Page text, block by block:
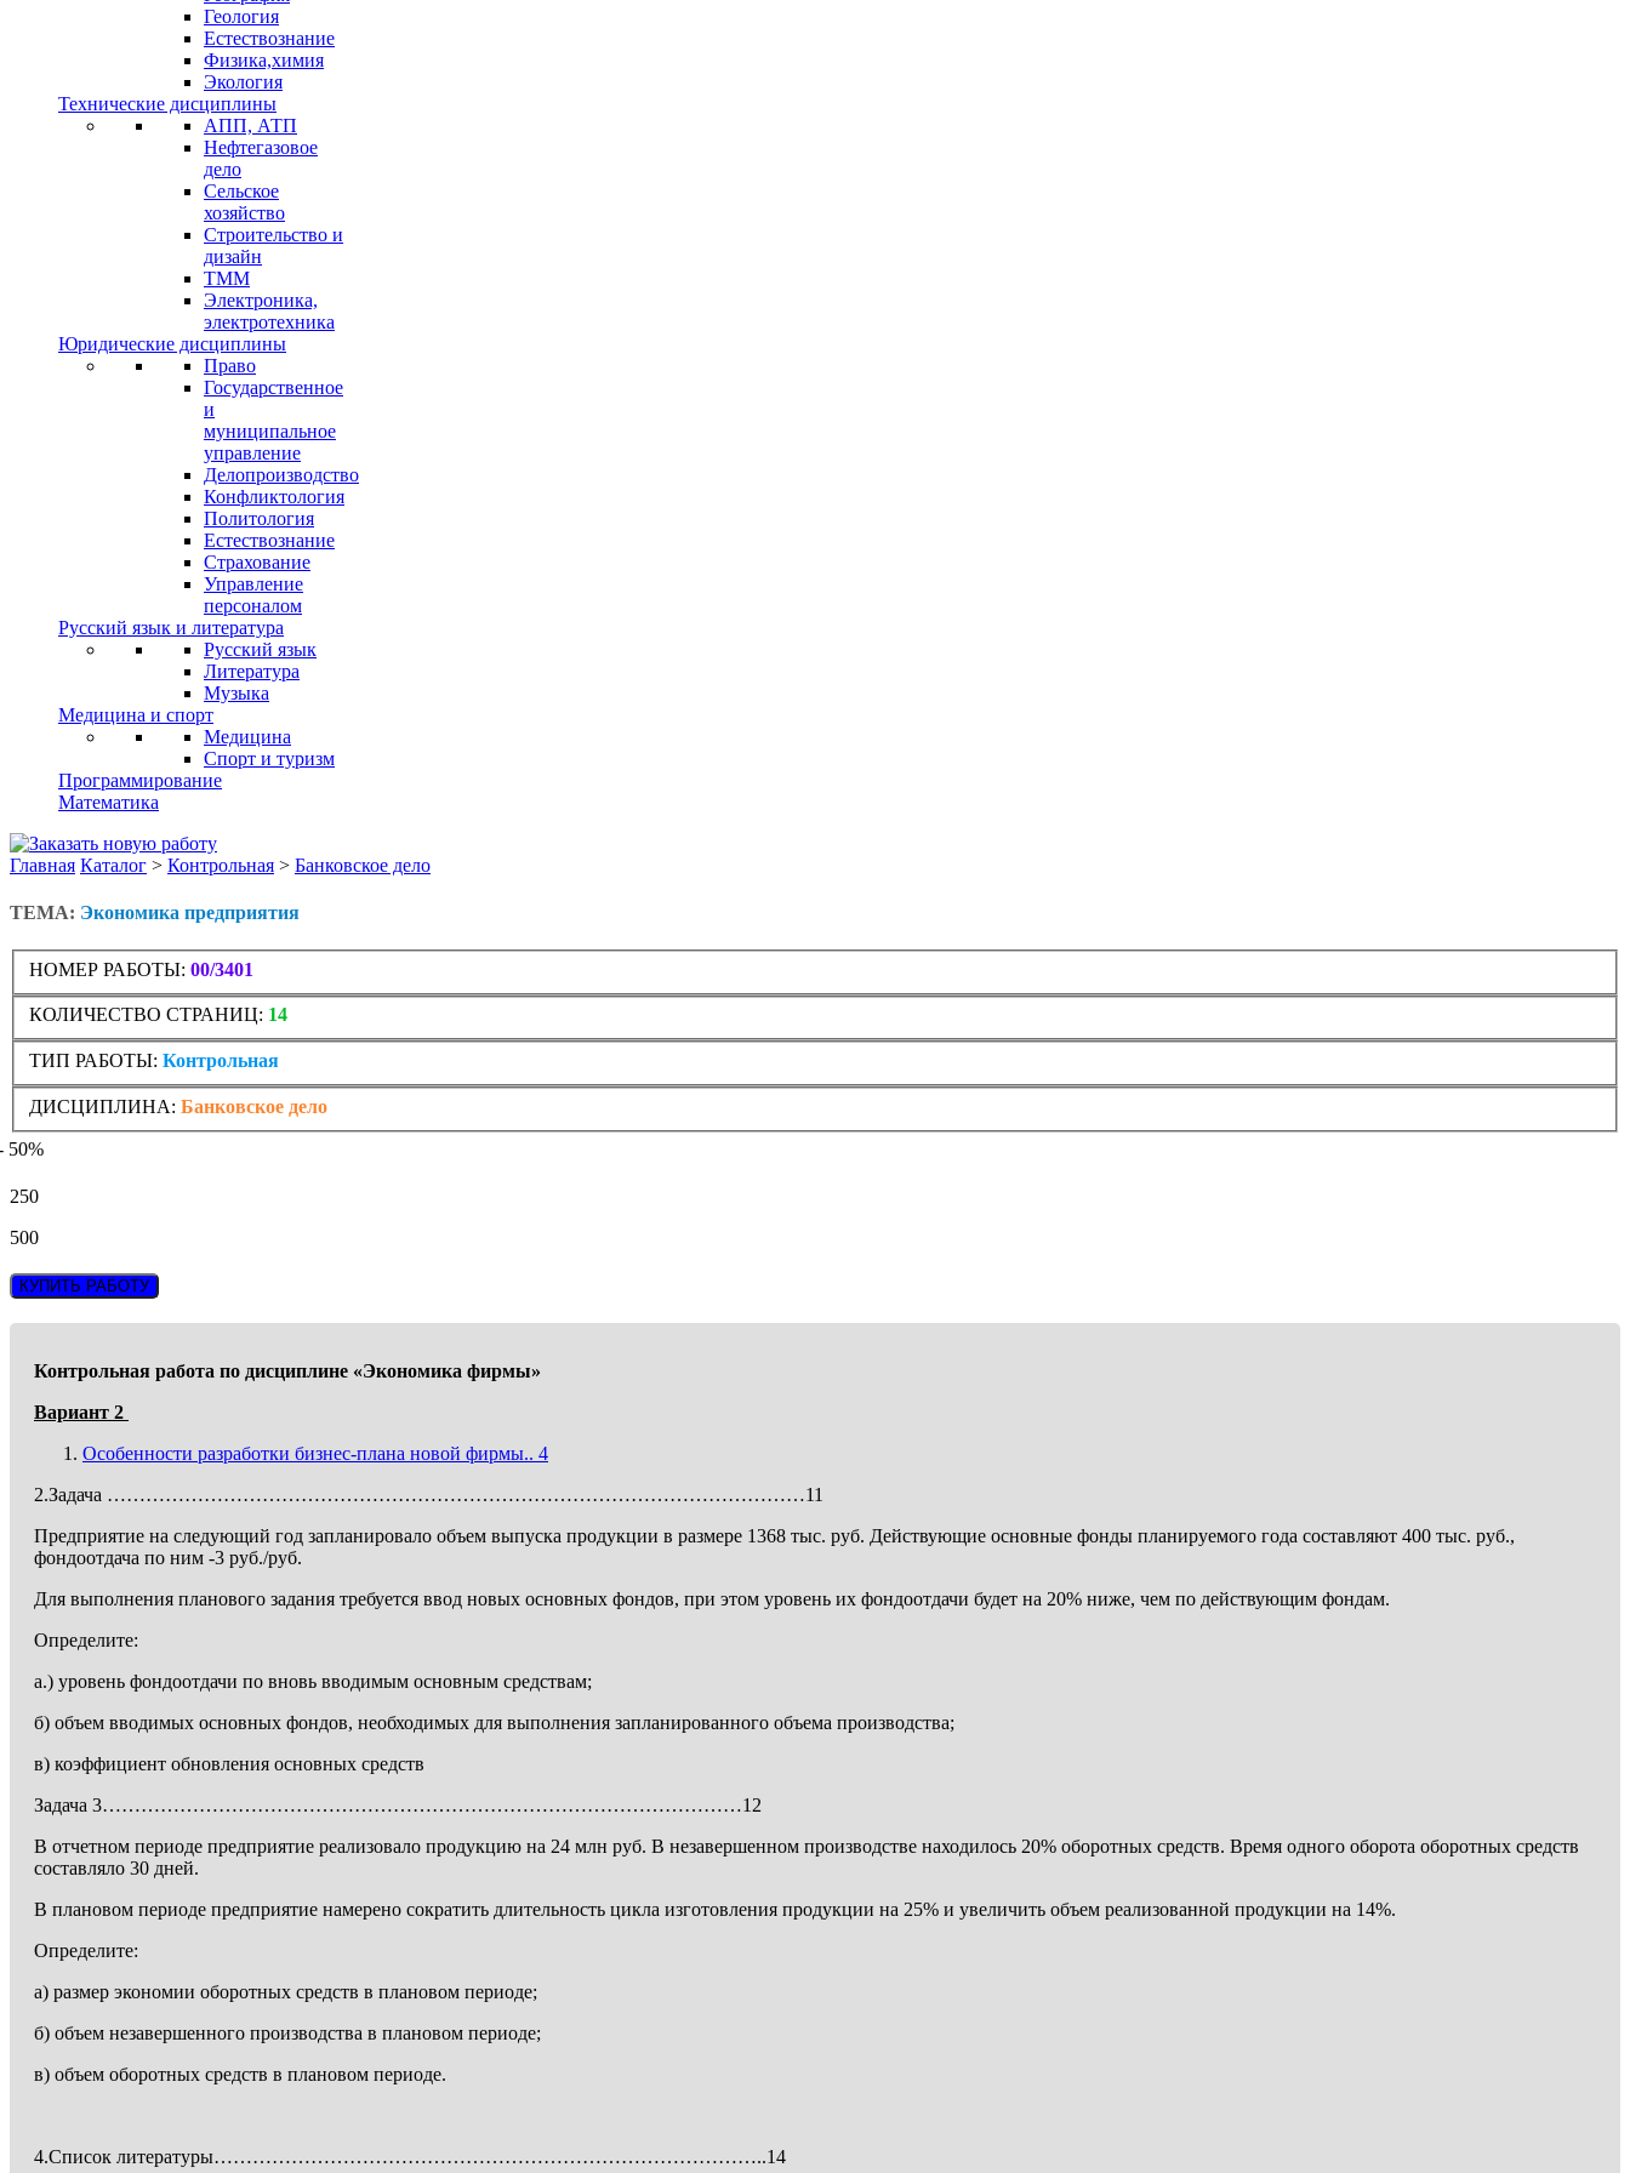
Геология
Естествознание
Физика,химия
Экология
Технические дисциплины
АПП, АТП
Нефтегазовое
дело
Сельское
хозяйство
Строительство и
дизайн
ТММ
Электроника,
электротехника
Юридические дисциплины
Право
Государственное
и
муниципальное
управление
Делопроизводство
Конфликтология
Политология
Естествознание
Страхование
Управление
персоналом
Русский язык и литература
Русский язык
Литература
Музыка
Медицина и спорт
Медицина
Спорт и туризм
Программирование
Математика
Главная Каталог > Контрольная > Банковское дело
ТЕМА: Экономика предприятия
НОМЕР РАБОТЫ: 00/3401
КОЛИЧЕСТВО СТРАНИЦ: 14
ТИП РАБОТЫ: Контрольная
ДИСЦИПЛИНА: Банковское дело
50%
250
500
КУПИТЬ РАБОТУ
Контрольная работа по дисциплине «Экономика фирмы»
Вариант 2
Особенности разработки бизнес-плана новой фирмы.. 4
2.Задача ………………………………………………………………………………………………11
Предприятие на следующий год запланировало объем выпуска продукции в размере 1368 тыс. руб. Действующие основные фонды планируемого года составляют 400 тыс. руб.,
фондоотдача по ним -3 руб./руб.
Для выполнения планового задания требуется ввод новых ос­новных фондов, при этом уровень их фондоотдачи будет на 20% ниже, чем по действующим фондам.
Определите:
а.) уровень фондоотдачи по вновь вводимым основным средствам;
б) объем вводимых основных фондов, необходимых для выполне­ния запланированного объема производства;
в) коэффициент обновления основных средств
Задача 3………………………………………………………………………………………12
В отчетном периоде предприятие реализовало продукцию на 24 млн руб. В незавершенном производстве находилось 20% обо­ротных средств. Время одного оборота оборотных средств
составля­ло 30 дней.
В плановом периоде предприятие намерено сократить длитель­ность цикла изготовления продукции на 25% и увеличить объем реа­лизованной продукции на 14%.
Определите:
а) размер экономии оборотных средств в плановом периоде;
б) объем незавершенного производства в плановом периоде;
в) объем оборотных средств в плановом периоде.
4.Список литературы…………………………………………………………………………..14